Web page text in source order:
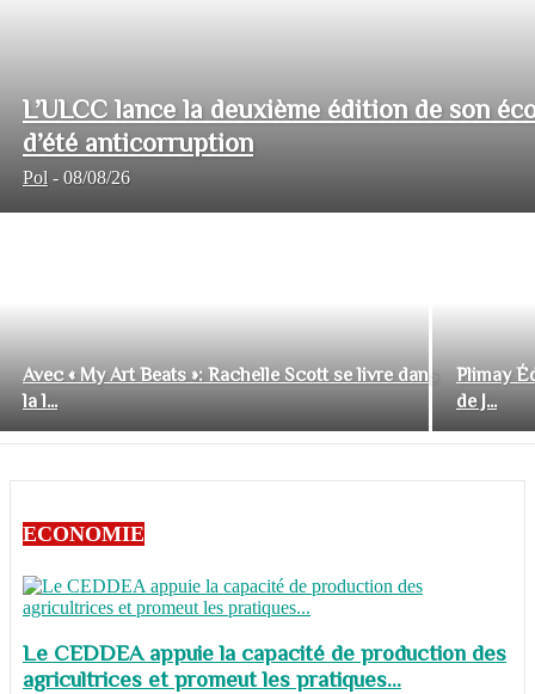
L’ULCC lance la deuxième édition de son
d’été anticorruption
Pol - 08/08/26
Avec « My Art Beats »: Rachelle Scott se livre dans
la l...
Plimay
de J...
ECONOMIE
Le CEDDEA appuie la capacité de production des
agricultrices et promeut les pratiques...